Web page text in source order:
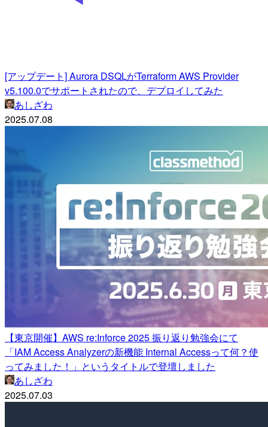
[アップデート] Aurora DSQLがTerraform AWS Provider
v5.100.0でサポートされたので、デプロイしてみた
あしざわ
2025.07.08
【東京開催】AWS re:Inforce 2025 振り返り勉強会にて
「IAM Access Analyzerの新機能 Internal Accessって何？使
ってみました！」というタイトルで登壇しました
あしざわ
2025.07.03